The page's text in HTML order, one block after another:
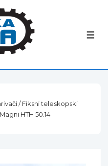
/ Fiksni teleskopski
HTH 50.14